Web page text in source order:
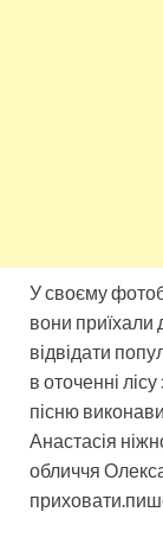
У своєму
вони приїхали
відвідати
в оточенні
пісню
Анастасія
обличчя